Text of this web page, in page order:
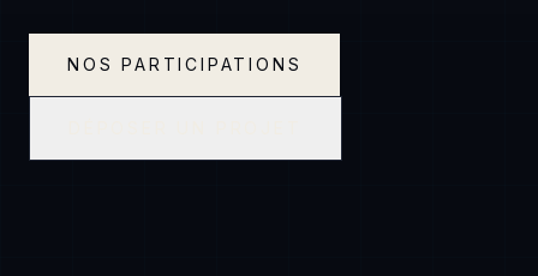
NOS PARTICIPATIONS